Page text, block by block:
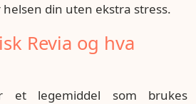
din uten ekstra stress.
Revia og hva
et legemiddel som brukes